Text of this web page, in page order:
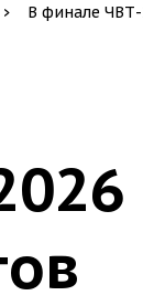
В финале ЧВТ-